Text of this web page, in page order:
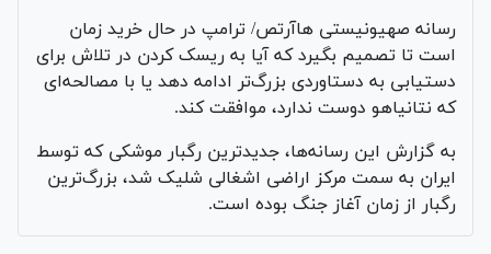
رسانه صهیونیستی هاآرتص/ ترامپ در حال خرید زمان
است تا تصمیم بگیرد که آیا به ریسک کردن در تلاش برای
دستیابی به دستاوردی بزرگ‌تر ادامه دهد یا با مصالحه‌ای
که نتانیاهو دوست ندارد، موافقت کند.
به گزارش این رسانه‌ها، جدیدترین رگبار موشکی که توسط
ایران به سمت مرکز اراضی اشغالی شلیک شد، بزرگ‌ترین
رگبار از زمان آغاز جنگ بوده است.